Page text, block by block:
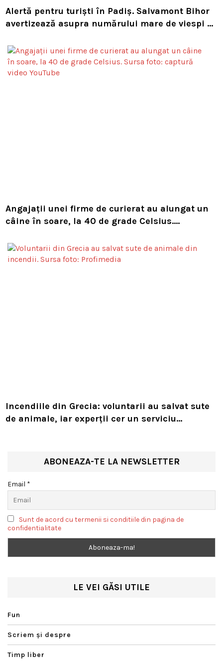
Alertă pentru turiști în Padiș. Salvamont Bihor
avertizează asupra numărului mare de viespi de
Angajații unei firme de curierat au alungat un
câine în soare, la 40 de grade Celsius.
Incendiile din Grecia: voluntarii au salvat sute
de animale, iar experții cer un serviciu
ABONEAZA-TE LA NEWSLETTER
Email *
Sunt de acord cu termenii si conditiile din pagina de
confidentialitate
LE VEI GĂSI UTILE
Fun
Scriem şi despre
Timp liber